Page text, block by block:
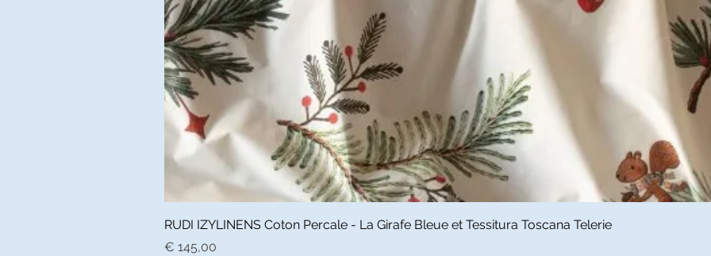
Snel overzicht
RUDI IZYLINENS Coton Percale - La Girafe Bleue et Tessitura Toscana Telerie
Prijs
€ 145,00